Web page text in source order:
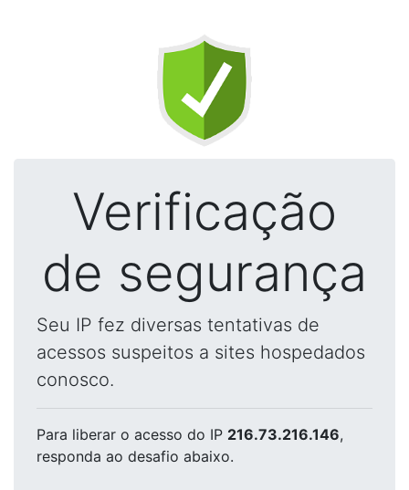
Verificação
de segurança
Seu IP fez diversas tentativas de
acessos suspeitos a sites hospedados
conosco.
Para liberar o acesso do IP 216.73.216.146,
responda ao desafio abaixo.